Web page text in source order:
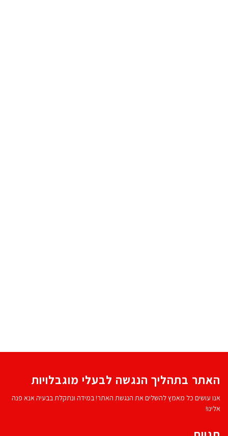
האתר בתהליך הנגשה לבעלי מוגבלויות
אנו עושים כל מאמץ להשלים את הנגשת האתר! במידה ונתקלת בבעיה אנא פנה
אלינו!